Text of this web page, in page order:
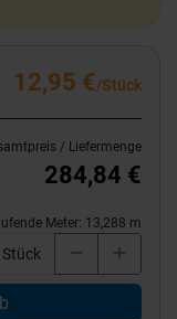
12,95 €/Stück
/ Liefermenge
284,84 €
Meter: 13,288 m
Stück